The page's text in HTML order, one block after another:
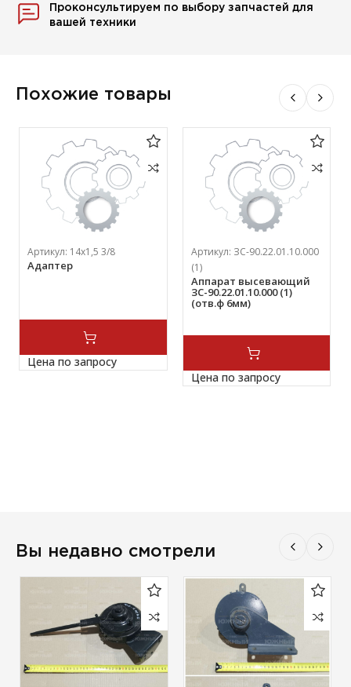
Проконсультируем по выбору запчастей для
вашей техники
Похожие товары
Артикул: 14х1,5 3/8
Адаптер
Цена по запросу
Артикул: ЗС-90.22.01.10.000
(1)
Аппарат высевающий
ЗС-90.22.01.10.000 (1)
(отв.ф 6мм)
Цена по запросу
Вы недавно смотрели